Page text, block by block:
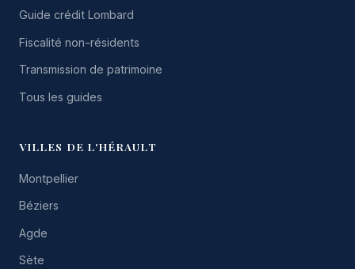
Guide crédit Lombard
Fiscalité non-résidents
Transmission de patrimoine
Tous les guides
VILLES DE L'HÉRAULT
Montpellier
Béziers
Agde
Sète